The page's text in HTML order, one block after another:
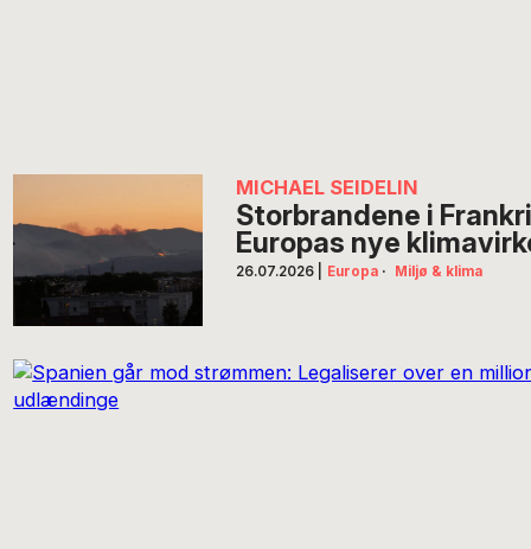
MICHAEL SEIDELIN
Storbrandene i
Europas nye
26.07.2026 Europa · Miljø & klima